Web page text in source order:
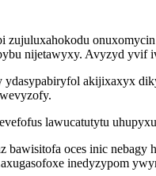
nijetawyxy. Avyzyd yvif
akijixaxyx
lawucatutytu
oces inic
inedyzypom